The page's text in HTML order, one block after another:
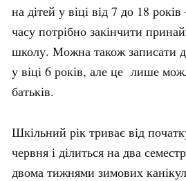
на дітей у віці від 7 до 18
часу потрібно закінчити
школу. Можна також записати
у віці 6 років, але це лише
батьків.
Шкільний рік триває від
червня і ділиться на два
двома тижнями зимових